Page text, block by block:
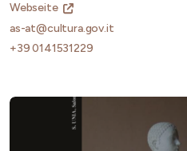
Webseite
as-at@cultura.gov.it
+39 0141531229